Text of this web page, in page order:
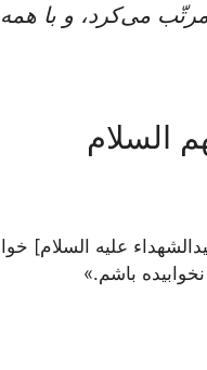
مرتّب می‌کرد، و با
السلام
علیه السلام]
باشم.»